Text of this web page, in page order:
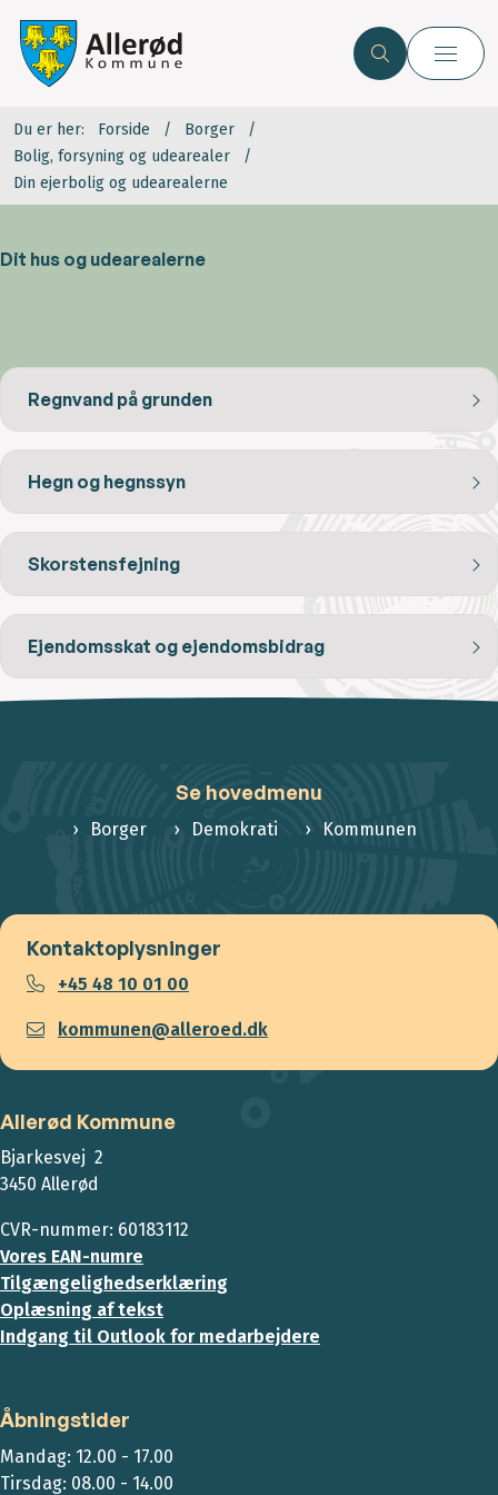
Du er her: Forside
Borger
Bolig, forsyning og udearealer
Din ejerbolig og udearealerne
Dit hus og udearealerne
Regnvand på grunden
Hegn og hegnssyn
Skorstensfejning
Ejendomsskat og ejendomsbidrag
Se hovedmenu
Borger Demokrati Kommunen
Kontaktoplysninger
+45 48 10 01 00
kommunen@alleroed.dk
Allerød Kommune
Bjarkesvej 2
3450 Allerød
CVR-nummer: 60183112
Vores EAN-numre
Tilgængelighedserklæring
Oplæsning af tekst
Indgang til Outlook for medarbejdere
Åbningstider
Mandag: 12.00 - 17.00
Tirsdag: 08.00 - 14.00